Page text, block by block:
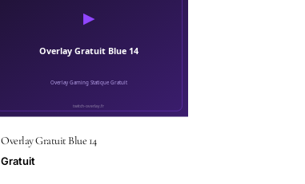
Overlay Gratuit Blue 14
Gratuit